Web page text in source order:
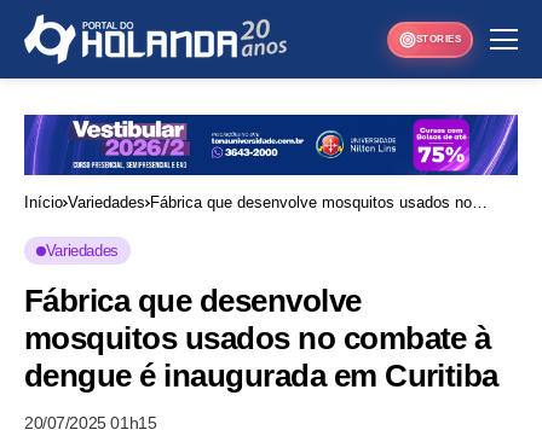
STORIES
Início Variedades Fábrica que desenvolve mosquitos usados no
Variedades
Fábrica que desenvolve
mosquitos usados no combate à
dengue é inaugurada em Curitiba
20/07/2025 01h15